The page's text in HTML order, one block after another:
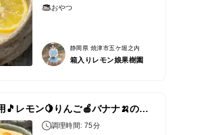
おやつ
静岡県 焼津市五ケ堀之内
箱入りレモン娘果樹園
砂糖・バター不使用🎵レモン🍋りんご🍎バナナ🍌の健康ケーキ
調理時間: 75分